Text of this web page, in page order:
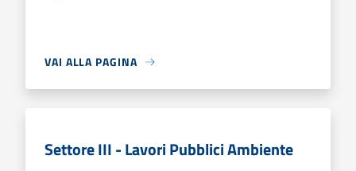
VAI ALLA PAGINA
Settore III - Lavori Pubblici Ambiente